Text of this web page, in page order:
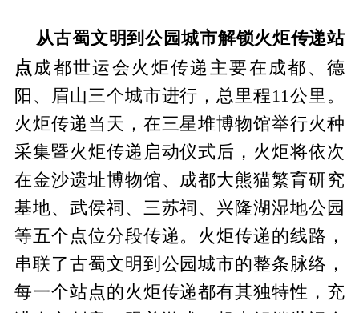
从古蜀文明到公园城市解锁火炬传递站
点 成都世运会火炬传递主要在成都、德
阳、眉山三个城市进行，总里程11公里。
火炬传递当天，在三星堆博物馆举行火种
采集暨火炬传递启动仪式后，火炬将依次
在金沙遗址博物馆、成都大熊猫繁育研究
基地、武侯祠、三苏祠、兴隆湖湿地公园
等五个点位分段传递。火炬传递的线路，
串联了古蜀文明到公园城市的整条脉络，
每一个站点的火炬传递都有其独特性，充